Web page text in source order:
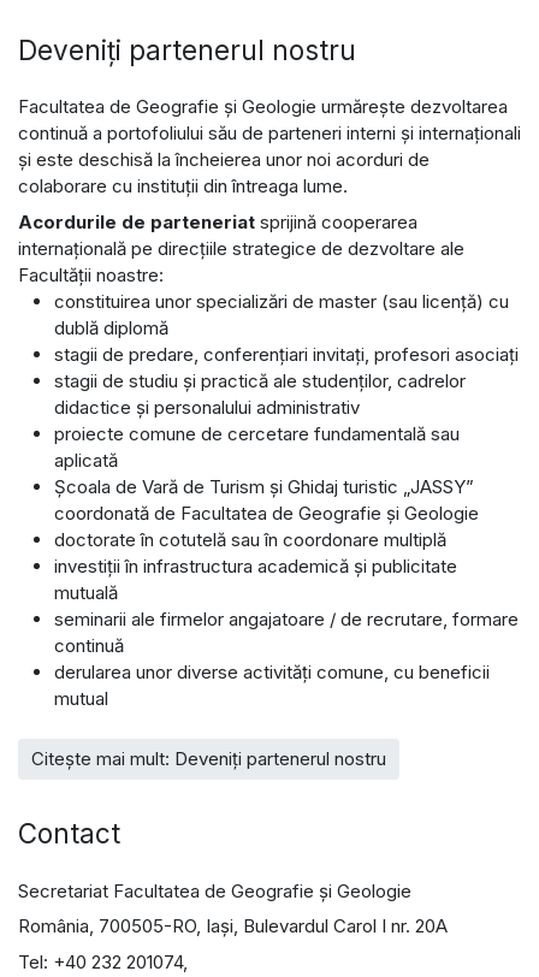
Deveniți partenerul nostru
Facultatea de Geografie şi Geologie urmăreşte dezvoltarea
continuă a portofoliului său de parteneri interni și internaţionali
și este deschisă la încheierea unor noi acorduri de
colaborare cu instituții din întreaga lume.
Acordurile de parteneriat sprijină cooperarea
internaţională pe direcţiile strategice de dezvoltare ale
Facultății noastre:
constituirea unor specializări de master (sau licență) cu
dublă diplomă
stagii de predare, conferențiari invitați, profesori asociați
stagii de studiu şi practică ale studenţilor, cadrelor
didactice și personalului administrativ
proiecte comune de cercetare fundamentală sau
aplicată
Școala de Vară de Turism și Ghidaj turistic „JASSY”
coordonată de Facultatea de Geografie și Geologie
doctorate în cotutelă sau în coordonare multiplă
investiții în infrastructura academică și publicitate
mutuală
seminarii ale firmelor angajatoare / de recrutare, formare
continuă
derularea unor diverse activități comune, cu beneficii
mutual
Citește mai mult: Deveniți partenerul nostru
Contact
Secretariat Facultatea de Geografie şi Geologie
România, 700505-RO, Iaşi, Bulevardul Carol I nr. 20A
Tel: +40 232 201074,